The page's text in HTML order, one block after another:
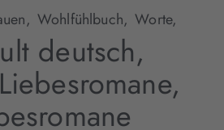
Wohlfühlbuch, Worte,
deutsch,